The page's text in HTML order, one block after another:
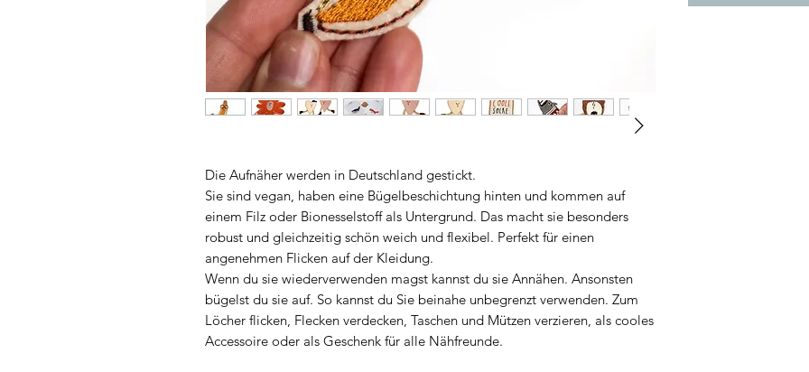
Die Aufnäher werden in Deutschland gestickt.
Sie sind vegan, haben eine Bügelbeschichtung hinten und kommen auf
einem Filz oder Bionesselstoff als Untergrund. Das macht sie besonders
robust und gleichzeitig schön weich und flexibel. Perfekt für einen
angenehmen Flicken auf der Kleidung.
Wenn du sie wiederverwenden magst kannst du sie Annähen. Ansonsten
bügelst du sie auf. So kannst du Sie beinahe unbegrenzt verwenden. Zum
Löcher flicken, Flecken verdecken, Taschen und Mützen verzieren, als cooles
Accessoire oder als Geschenk für alle Nähfreunde.